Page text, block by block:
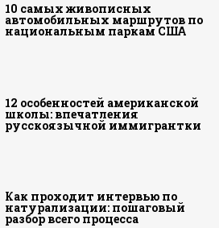
10 самых живописных
автомобильных маршрутов по
национальным паркам США
12 особенностей американской
школы: впечатления
русскоязычной иммигрантки
Как проходит интервью по
натурализации: пошаговый
разбор всего процесса